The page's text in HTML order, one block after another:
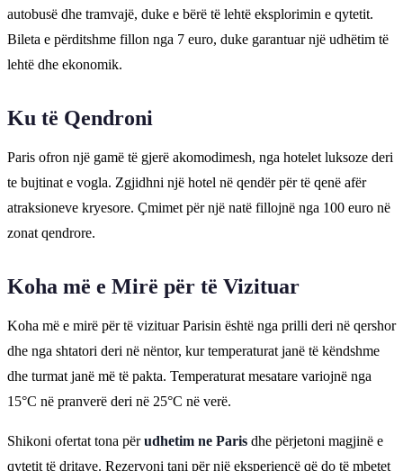
autobusë dhe tramvajë, duke e bërë të lehtë eksplorimin e qytetit.
Bileta e përditshme fillon nga 7 euro, duke garantuar një udhëtim të
lehtë dhe ekonomik.
Ku të Qendroni
Paris ofron një gamë të gjerë akomodimesh, nga hotelet luksoze deri
te bujtinat e vogla. Zgjidhni një hotel në qendër për të qenë afër
atraksioneve kryesore. Çmimet për një natë fillojnë nga 100 euro në
zonat qendrore.
Koha më e Mirë për të Vizituar
Koha më e mirë për të vizituar Parisin është nga prilli deri në qershor
dhe nga shtatori deri në nëntor, kur temperaturat janë të këndshme
dhe turmat janë më të pakta. Temperaturat mesatare variojnë nga
15°C në pranverë deri në 25°C në verë.
Shikoni ofertat tona përudhetim ne Paris dhe përjetoni magjinë e
qytetit të dritave. Rezervoni tani për një eksperiencë që do të mbetet